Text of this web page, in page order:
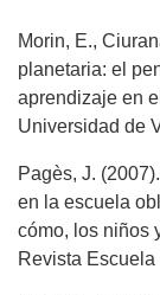
Morin, E.,
planetaria: el
aprendizaje en
Universidad de
Pagès, J.
en la escuela
cómo, los niños
Revista